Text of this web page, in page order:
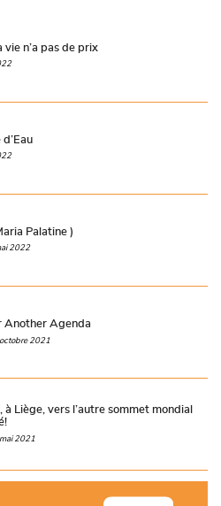
vie n’a pas de prix
Palatine )
2022
Another Agenda
2021
à Liège, vers l’autre sommet mondial
2021